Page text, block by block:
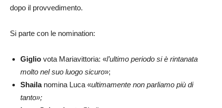
dopo il provvedimento.
Si parte con le nomination:
Giglio vota Mariavittoria: «l’ultimo periodo si è rintanata
molto nel suo luogo sicuro»;
Shailanomina Luca «ultimamente non parliamo più di
tanto»;